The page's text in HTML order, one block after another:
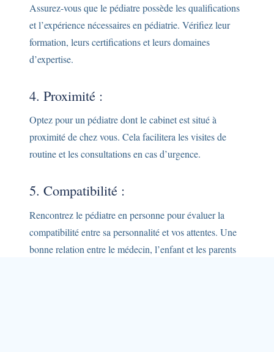
Assurez-vous que le pédiatre possède les qualifications
et l’expérience nécessaires en pédiatrie. Vérifiez leur
formation, leurs certifications et leurs domaines
d’expertise.
4. Proximité :
Optez pour un pédiatre dont le cabinet est situé à
proximité de chez vous. Cela facilitera les visites de
routine et les consultations en cas d’urgence.
5. Compatibilité :
Rencontrez le pédiatre en personne pour évaluer la
compatibilité entre sa personnalité et vos attentes. Une
bonne relation entre le médecin, l’enfant et les parents